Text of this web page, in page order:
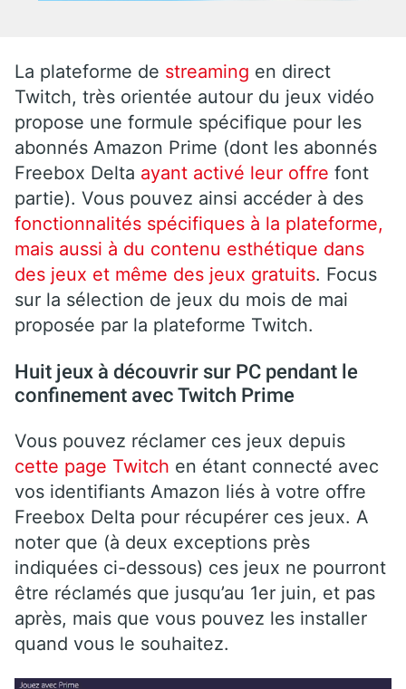
La plateforme de streaming en direct
Twitch, très orientée autour du jeux vidéo
propose une formule spécifique pour les
abonnés Amazon Prime (dont les abonnés
Freebox Delta ayant activé leur offre font
partie). Vous pouvez ainsi accéder à des
fonctionnalités spécifiques à la plateforme,
mais aussi à du contenu esthétique dans
des jeux et même des jeux gratuits. Focus
sur la sélection de jeux du mois de mai
proposée par la plateforme Twitch.
Huit jeux à découvrir sur PC pendant le
confinement avec Twitch Prime
Vous pouvez réclamer ces jeux depuis
cette page Twitch en étant connecté avec
vos identifiants Amazon liés à votre offre
Freebox Delta pour récupérer ces jeux. A
noter que (à deux exceptions près
indiquées ci-dessous) ces jeux ne pourront
être réclamés que jusqu’au 1er juin, et pas
après, mais que vous pouvez les installer
quand vous le souhaitez.